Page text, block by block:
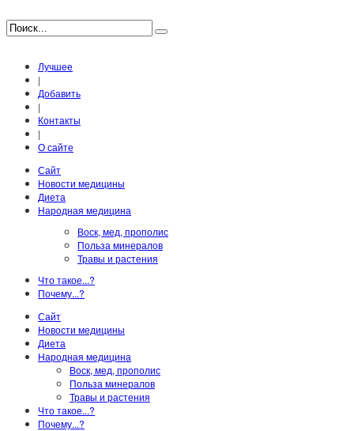
Лучшее
|
Добавить
|
Контакты
|
О сайте
Сайт
Новости медицины
Диета
Народная медицина
Воск, мед, прополис
Польза минералов
Травы и растения
Что такое...?
Почему...?
Сайт
Новости медицины
Диета
Народная медицина
Воск, мед, прополис
Польза минералов
Травы и растения
Что такое...?
Почему...?